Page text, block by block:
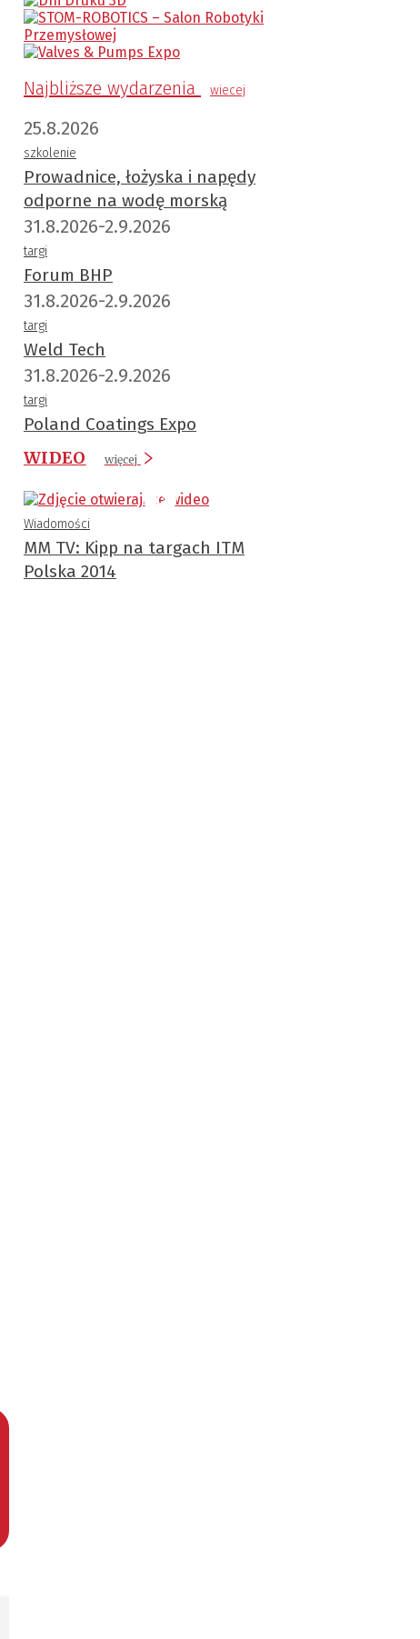
Najbliższe wydarzenia wiecej
25.8.2026
szkolenie
Prowadnice, łożyska i napędy
odporne na wodę morską
31.8.2026-2.9.2026
targi
Forum BHP
31.8.2026-2.9.2026
targi
Weld Tech
31.8.2026-2.9.2026
targi
Poland Coatings Expo
WIDEO
więcej
Wiadomości
MM TV: Kipp na targach ITM
Polska 2014